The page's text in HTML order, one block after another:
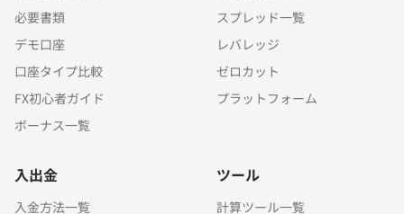
必要書類
デモ口座
口座タイプ比較
FX初心者ガイド
ボーナス一覧
スプレッド一覧
レバレッジ
ゼロカット
プラットフォーム
入出金
入金方法一覧
ツール
計算ツール一覧